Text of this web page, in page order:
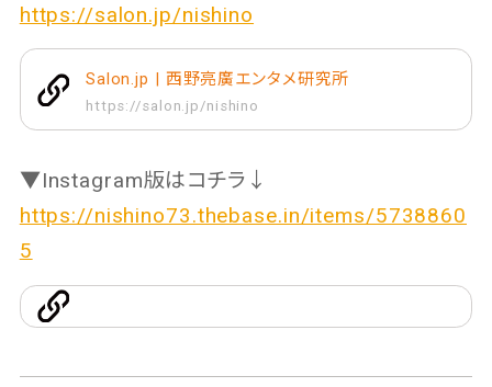
https://salon.jp/nishino
Salon.jp | 西野亮廣エンタメ研究所
https://salon.jp/nishino
▼Instagram版はコチラ↓
https://nishino73.thebase.in/items/5738860
5